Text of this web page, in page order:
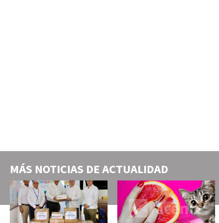
MÁS NOTICIAS DEACTUALIDAD